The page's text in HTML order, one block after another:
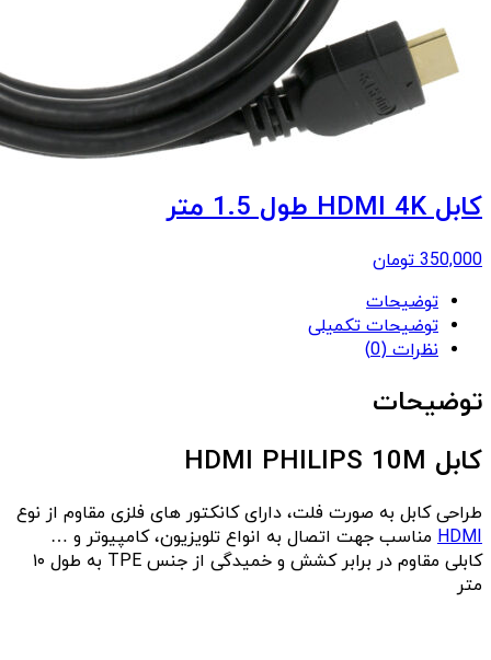
کابل HDMI 4K طول 1.5 متر
350,000 تومان
توضیحات
توضیحات تکمیلی
نظرات (0)
توضیحات
کابل HDMI PHILIPS 10M
طراحی کابل به صورت فلت، دارای کانکتور های فلزی مقاوم از نوع
HDMI مناسب جهت اتصال به انواع تلویزیون، کامپیوتر و …
کابلی مقاوم در برابر کشش و خمیدگی از جنس TPE به طول ۱۰
متر